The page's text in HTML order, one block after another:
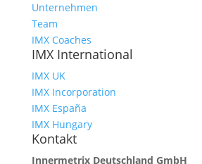
Unternehmen
Team
IMX Coaches
IMX International
IMX UK
IMX Incorporation
IMX España
IMX Hungary
Kontakt
Innermetrix Deutschland GmbH